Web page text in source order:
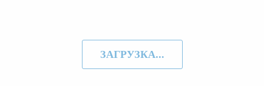
ЗАГРУЗКА...